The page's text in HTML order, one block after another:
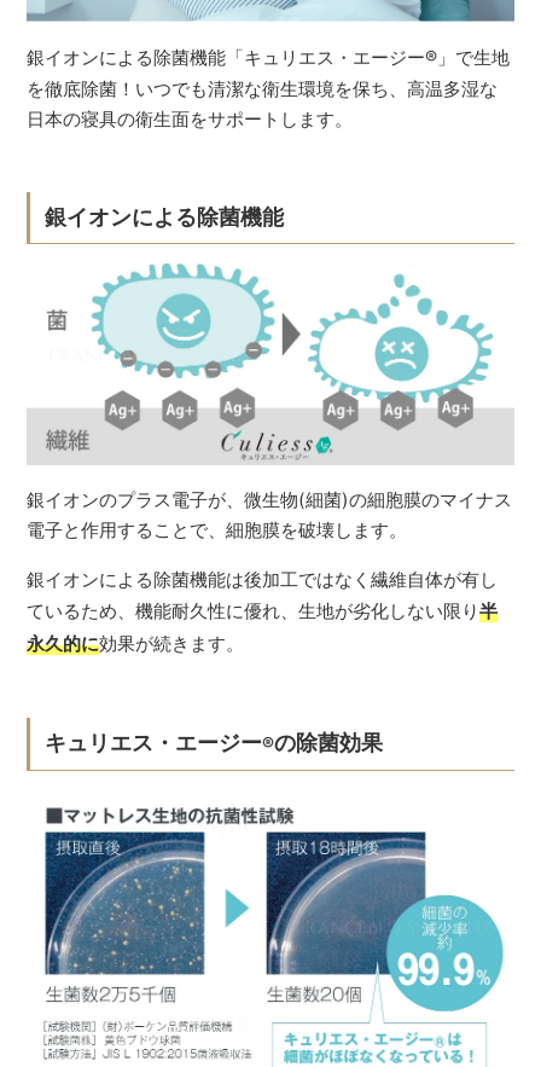
銀イオンによる除菌機能「キュリエス・エージー® 」で生地
を徹底除菌！いつでも清潔な衛生環境を保ち、高温多湿な
日本の寝具の衛生面をサポートします。
銀イオンによる除菌機能
銀イオンのプラス電子が、微生物(細菌)の細胞膜のマイナス
電子と作用することで、細胞膜を破壊します。
銀イオンによる除菌機能は後加工ではなく繊維自体が有し
ているため、機能耐久性に優れ、生地が劣化しない限り半
永久的に効果が続きます。
キュリエス・エージー®の除菌効果